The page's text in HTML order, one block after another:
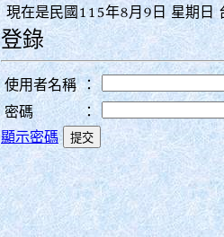
現在是民國115年8月9日 星期
登錄
使用者名稱 ：
密碼
：
顯示密碼